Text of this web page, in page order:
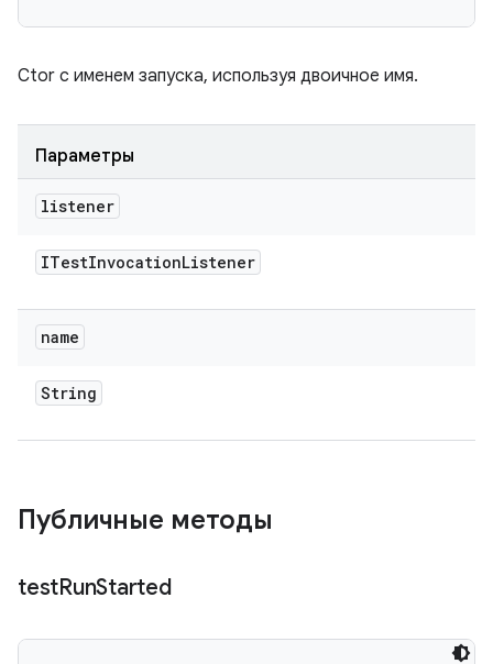
Ctor с именем запуска, используя двоичное имя.
Параметры
listener
ITestInvocationListener
name
String
Публичные методы
testRunStarted